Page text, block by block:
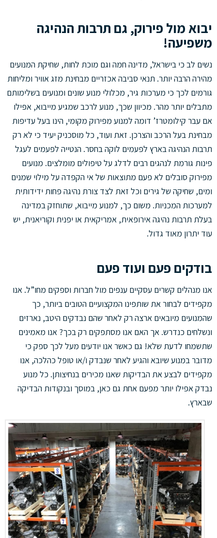
יבוא מול פירוק, גם תרבות הנהיגה
משפיעה!
נשים לב כי בישראל, מדינה חמה וגם מוכת לחות, שחיקת המנועים
מהירה הרבה יותר. תנאי סביבה אכזריים מבחינת מזג אוויר ומליחות
גורמים לכך כי מערכות גיר, מכלולי מנוע שונים ומנועים בשלימותם
מתבלים יותר מהר. מכיוון שכך, מנוע לרכב שמגיע מייבוא, אפילו
אם עבר קילומטרז’ דומה למנוע מפירוק מקומי, הינו בעל עדיפות
מבחינת בעל הרכב והצרכן. זאת ועוד, כל מוסכניק יעיד כי לא רק
תרבות הנהיגה בארץ לפעמים לוקה בחסר. הנטייה לפעמים לעגל
פינות גורמת לנהגים רבים לדלג על טיפולים מומלצים. מנועים
מפירוק סובלים לא פעם מתוצאות של אי הקפדה על מילוי שמנים
ומים, שחיקה של גירים וכל זאת לצד צורת נהיגה פחות ידידותית
למערכות המכניות. משום כך, למנוע מייבוא, שתוחזק במדינה
בעלת תרבות נהיגה אירופאית, אמריקאית או יפנית וקוריאנית, יש
עוד יתרון מאוד גדול.
בודקים פעם ועוד פעם
אנו מנהלים קשרים עסקיים ענפים מול חברות וספקים מחו”ל. אנו
מקפידים לבחור את שותפינו המקצועיים הטובים ביותר, כך
שהמנועים מיובאים ארצה רק לאחר שהם נבדקים היטב, נארזים
ונשלחים כנדרש. אך האם אנו מסתפקים רק בכך? אנו מאמינים
שתשמחו לדעת שלא! גם כאשר אנו יודעים מעל לכך ספק כי
מדובר במנוע שיובא והגיע לאחר שנבדק ו/או טופל כהלכה, אנו
מקפידים לבצע את הבדיקות שאנו מכירים בנחיצותן. כל מנוע
נבדק אפילו יותר מפעם אחת גם כאן, במוסך ובנקודות הבדיקה
שבארץ.